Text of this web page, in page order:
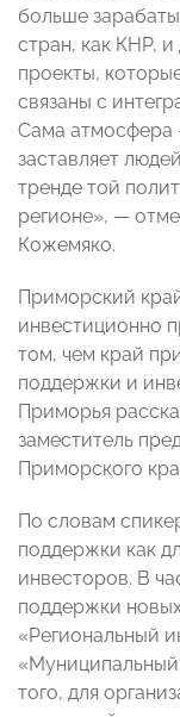
больше
стран, как КНР,
проекты,
связаны с
Сама атмосфера
заставляет
тренде той
регионе», —
Кожемяко.
Приморский
инвестиционно
том, чем край
поддержки и
Приморья
заместитель
Приморского
По словам
поддержки как
инвесторов. В
поддержки
«Региональный
того, для